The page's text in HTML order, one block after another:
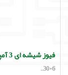
فیوز شیشه ای 3 آمپر - سایز بزرگ - بسته 5 تایی
6*30..